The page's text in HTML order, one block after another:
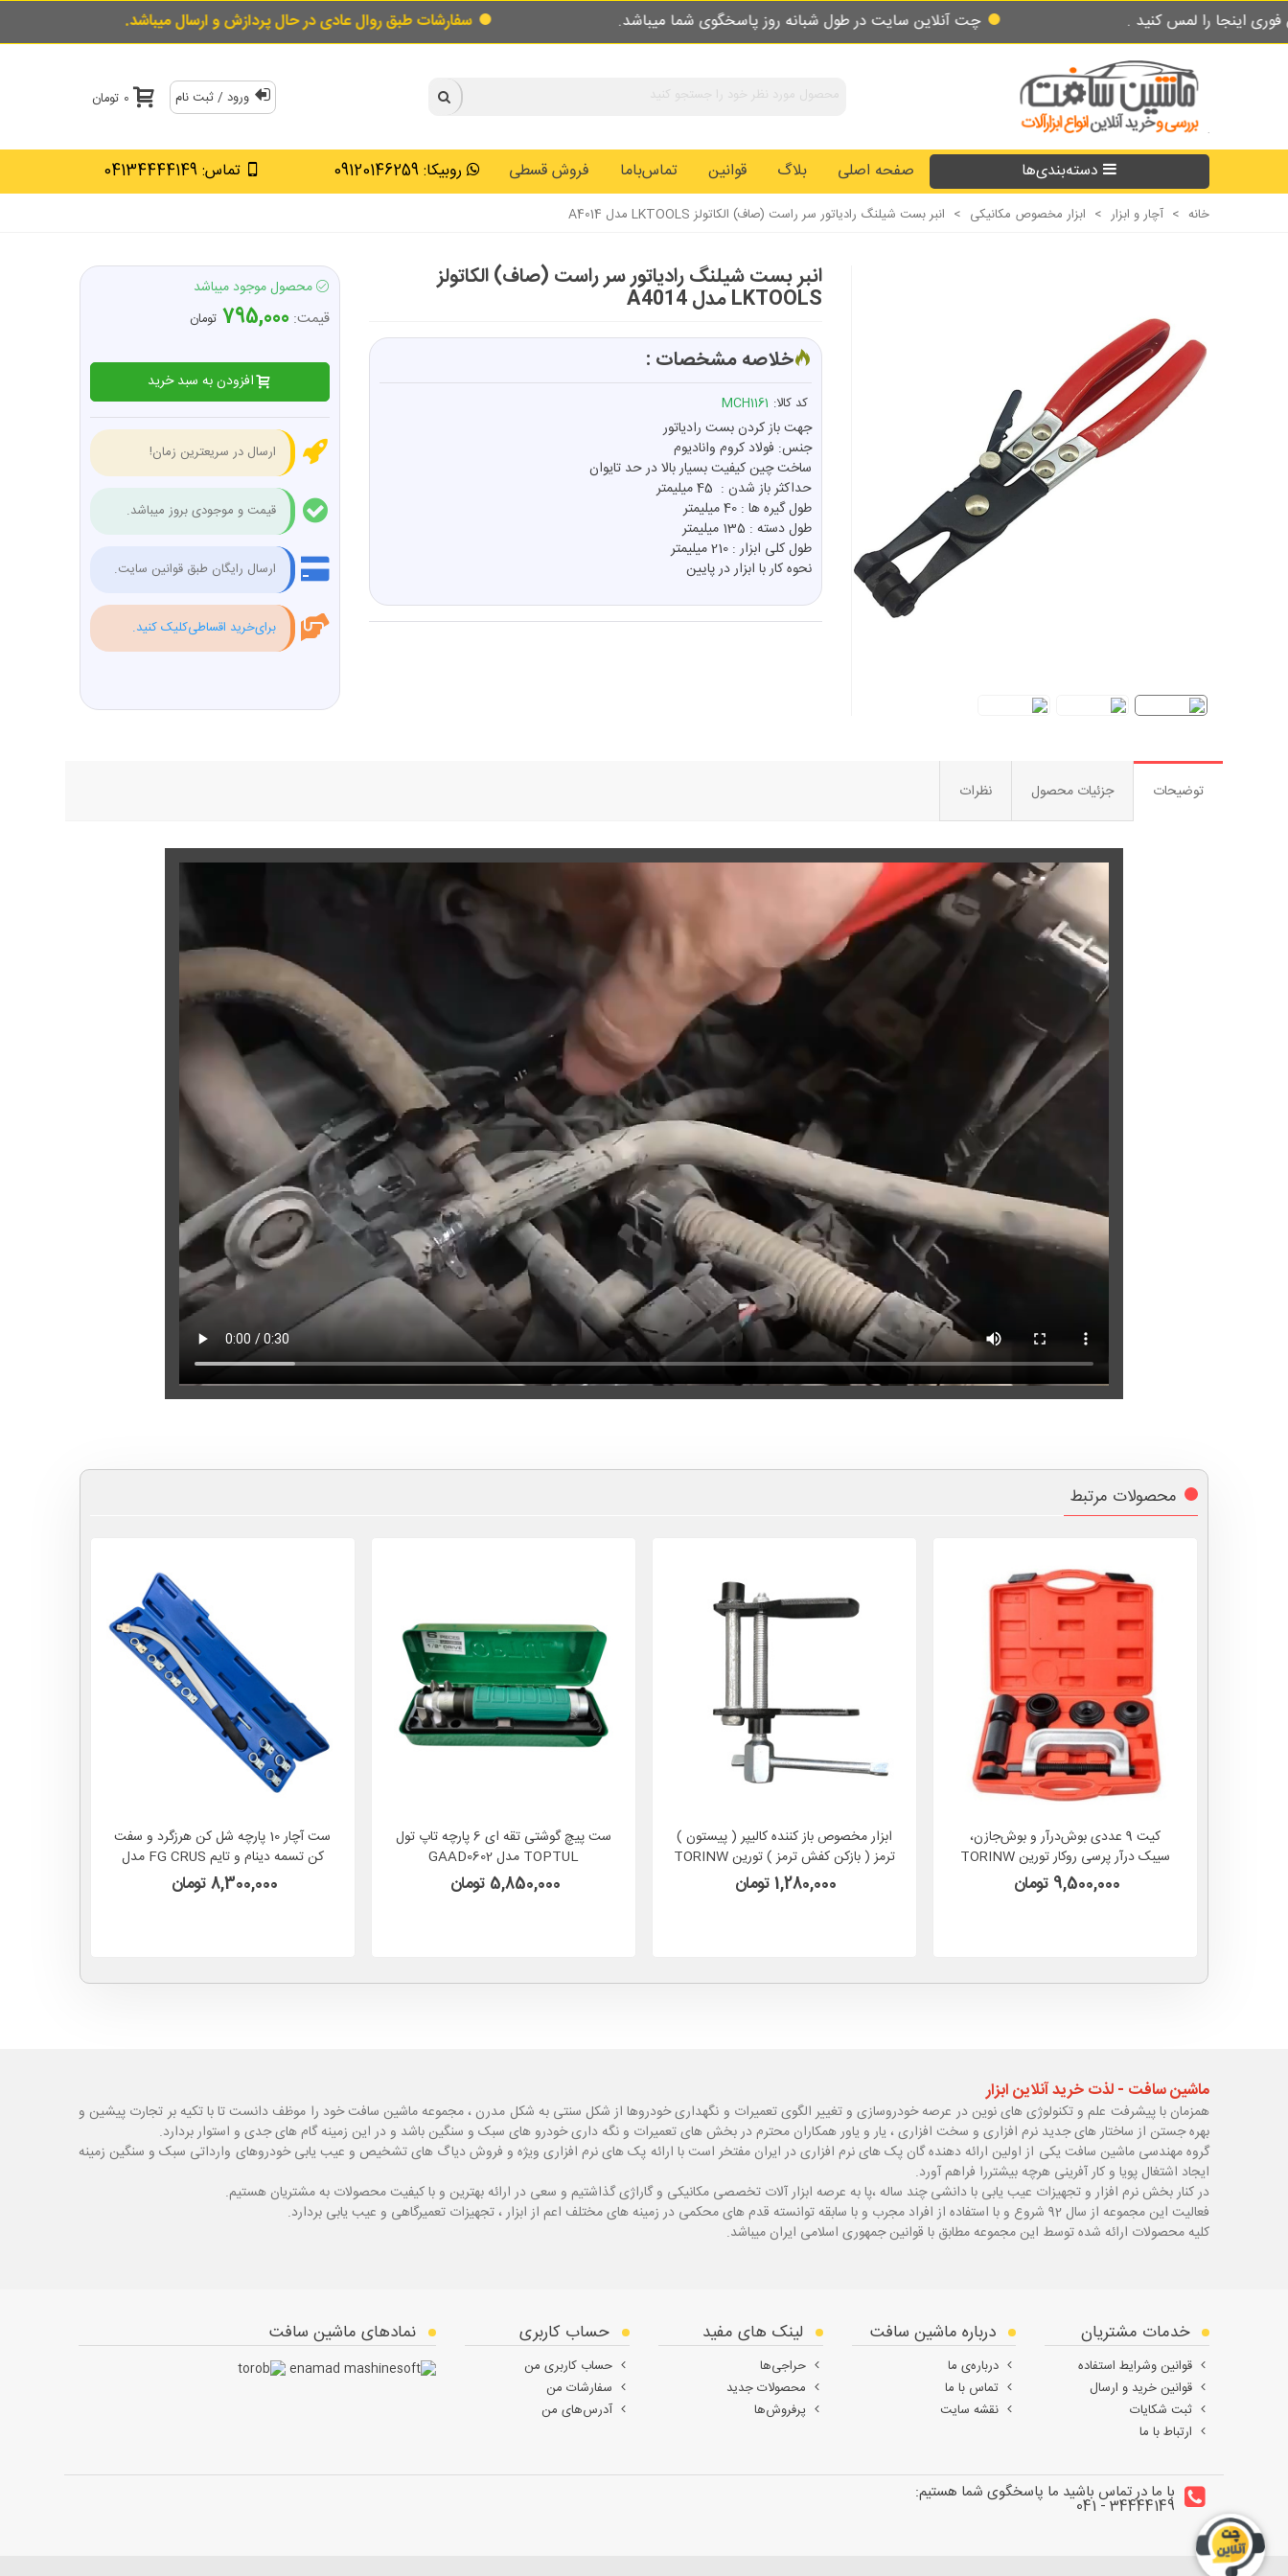
چت آنلاین سایت در طول شبانه روز پاسخگوی شما میباشد. سفارشات طبق روال عادی در حال پردازش و ارسال میباشد. برای خرید قسطی از
ورود / ثبت نام 0 تومان
دسته‌بندی‌ها روبیکا: 09120146259 تماس: 04134444149 صفحه اصلی بلاگ قوانین تماس‌باما فروش قسطی
خانه > آچار و ابزار > ابزار مخصوص مکانیکی > انبر بست شیلنگ رادیاتور سر راست (صاف) الکاتولز LKTOOLS مدل A4014
انبر بست شیلنگ رادیاتور سر راست (صاف) الکاتولز
LKTOOLS مدل A4014
خلاصه مشخصات :
کد کالا: MCH1161
جهت باز کردن بست رادیاتور
جنس: فولاد کروم وانادیوم
ساخت چین کیفیت بسیار بالا در حد تایوان
حداکثر باز شدن : 45 میلیمتر
طول گیره ها : 40 میلیمتر
طول دسته : 135 میلیمتر
طول کلی ابزار : 210 میلیمتر
نحوه کار با ابزار در پایین
محصول موجود میباشد
قیمت: 795,000 تومان
افزودن به سبد خرید
ارسال در سریعترین زمان!
قیمت و موجودی بروز میباشد.
ارسال رایگان طبق قوانین سایت.
برای‌خرید اقساطی‌کلیک کنید.
توضیحات جزئیات محصول نظرات
محصولات مرتبط
کیت 9 عددی بوش‌درآر و بوش‌جازن،
سیبک درآر پرسی روکار تورین TORINW
مدل TW09
9,500,000 تومان
ابزار مخصوص باز کننده کالیپر ( پیستون )
ترمز ( بازکن کفش ترمز ) تورین TORINW
مدل 6029A
1,280,000 تومان
ست پیچ گوشتی تقه ای 6 پارچه تاپ تول
TOPTUL مدل GAAD0602
5,850,000 تومان
ست آچار 10 پارچه شل‌ کن هرزگرد و سفت‌
کن تسمه دینام و تایم FG CRUS مدل
FC10
8,300,000 تومان
ماشین سافت - لذت خرید آنلاین ابزار
همزمان با پیشرفت علم و تکنولوژی های نوین در عرصه خودروسازی و تغییر الگوی تعمیرات و نگهداری خودروها از شکل سنتی به شکل مدرن ، مجموعه ماشین سافت خود را موظف دانست تا با تکیه بر تجارت پیشین و
بهره جستن از ساختار های جدید نرم افزاری و سخت افزاری ، یار و یاور همکاران محترم در بخش های تعمیرات و نگه داری خودرو های سبک و سنگین باشد و در این زمینه گام های جدی و استوار بردارد.
گروه مهندسی ماشین سافت یکی از اولین ارائه دهنده گان پک های نرم افزاری در ایران مفتخر است با ارائه پک های نرم افزاری ویژه و فروش دیاگ های تشخیص و عیب یابی خودروهای وارداتی سبک و سنگین زمینه
ایجاد اشتغال پویا و کار آفرینی هرچه بیشتررا فراهم آورد.
در کنار بخش نرم افزار و تجهیزات عیب یابی با دانشی چند ساله ،پابه عرصه ابزار آلات تخصصی مکانیکی و گاراژی گذاشتیم و سعی در ارائه بهترین و با کیفیت محصولات به مشتریان هستیم.
فعالیت این مجموعه از سال 92 شروع و با استفاده از افراد مجرب و با سابقه توانسته قدم های محکمی در زمینه های مختلف اعم از ابزار ، تجهیزات تعمیرگاهی و عیب یابی بردارد.
کلیه محصولات ارائه شده توسط این مجموعه مطابق با قوانین جمهوری اسلامی ایران میباشد.
خدمات مشتریان
قوانین وشرایط استفاده
قوانین خرید و ارسال
ثبت شکایات
ارتباط با ما
درباره ماشین سافت
درباره‌ی ما
تماس با ما
نقشه سایت
لینک های مفید
حراجی‌ها
محصولات جدید
پرفروش‌ها
حساب کاربری
حساب کاربری من
سفارشات من
آدرس‌های من
نمادهای ماشین سافت
با ما در تماس باشید ما پاسخگوی شما هستیم:
34444149 - 041